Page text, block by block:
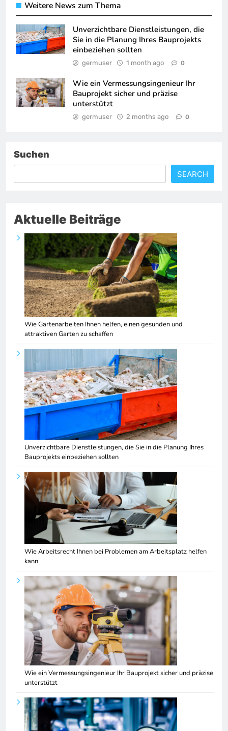
Weitere News zum Thema
Unverzichtbare Dienstleistungen, die
Sie in die Planung Ihres Bauprojekts
einbeziehen sollten
germuser 1 month ago 0
Wie ein Vermessungsingenieur Ihr
Bauprojekt sicher und präzise
unterstützt
germuser 2 months ago 0
Suchen
SEARCH
Aktuelle Beiträge
Wie Gartenarbeiten Ihnen helfen, einen gesunden und
attraktiven Garten zu schaffen
Unverzichtbare Dienstleistungen, die Sie in die Planung Ihres
Bauprojekts einbeziehen sollten
Wie Arbeitsrecht Ihnen bei Problemen am Arbeitsplatz helfen
kann
Wie ein Vermessungsingenieur Ihr Bauprojekt sicher und präzise
unterstützt